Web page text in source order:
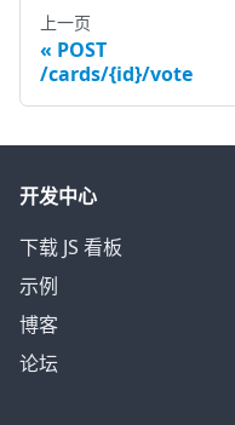
上一页
POST
/cards/{id}/vote
开发中心
下载 JS 看板
示例
博客
论坛